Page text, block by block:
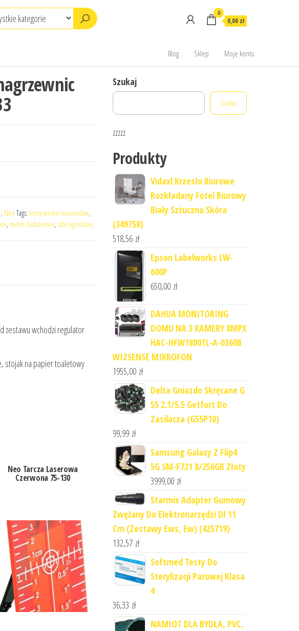
0
0,00 zł
Blog Sklep Moje konto
, Neo Tags: leroy merlin inowrocław,
, meble balkonowe, stół ogrodowy
zestawu wchodzi regulator
stojak na papier toaletowy
Neo Tarcza Laserowa
Czerwona 75-130
Szukaj
Szukaj
zzzzz
Produkty
Vidaxl Krzesło Biurowe
Rozkładany Fotel Biurowy
Biały Sztuczna Skóra
(349758)
518,56 zł
Epson Labelworks LW-
600P
650,00 zł
DAHUA MONITORING
DOMU NA 3 KAMERY 8MPX
HAC-HFW1800TL-A-0360B
WIZSENSE MIKROFON
1955,00 zł
Delta Gniazdo Skręcane G
55 2.1/5.5 Getfort Do
Zasilacza (G55P10)
99,99 zł
Samsung Galaxy Z Flip4
5G SM-F721 8/256GB Złoty
3999,00 zł
Starmix Adapter Gumowy
Zwężany Do Elektronarzędzi Dł 11
Cm (Zestawy Ews, Ew) (425719)
132,57 zł
Softmed Testy Do
Sterylizacji Parowej Klasa
4
36,33 zł
NAMIOT DLA BYDŁA, PVC,